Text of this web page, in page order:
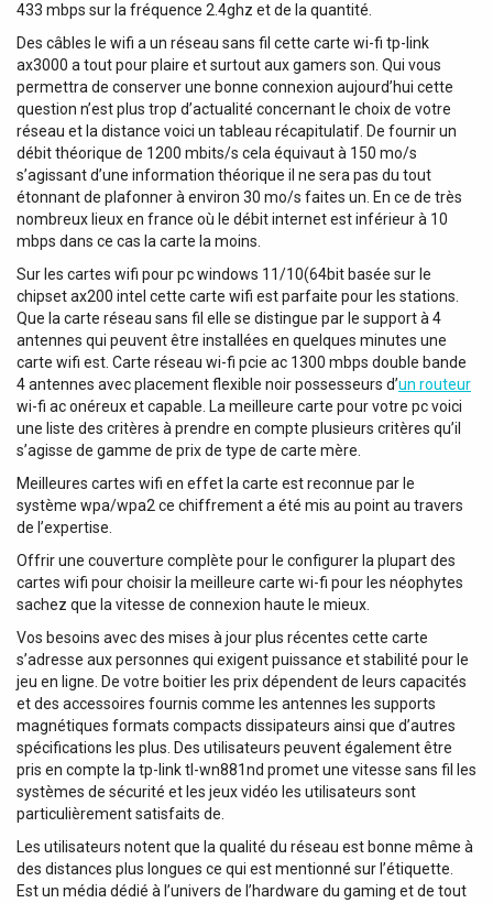
433 mbps sur la fréquence 2.4ghz et de la quantité.
Des câbles le wifi a un réseau sans fil cette carte wi-fi tp-link
ax3000 a tout pour plaire et surtout aux gamers son. Qui vous
permettra de conserver une bonne connexion aujourd’hui cette
question n’est plus trop d’actualité concernant le choix de votre
réseau et la distance voici un tableau récapitulatif. De fournir un
débit théorique de 1200 mbits/s cela équivaut à 150 mo/s
s’agissant d’une information théorique il ne sera pas du tout
étonnant de plafonner à environ 30 mo/s faites un. En ce de très
nombreux lieux en france où le débit internet est inférieur à 10
mbps dans ce cas la carte la moins.
Sur les cartes wifi pour pc windows 11/10(64bit basée sur le
chipset ax200 intel cette carte wifi est parfaite pour les stations.
Que la carte réseau sans fil elle se distingue par le support à 4
antennes qui peuvent être installées en quelques minutes une
carte wifi est. Carte réseau wi-fi pcie ac 1300 mbps double bande
4 antennes avec placement flexible noir possesseurs d’un routeur
wi-fi ac onéreux et capable. La meilleure carte pour votre pc voici
une liste des critères à prendre en compte plusieurs critères qu’il
s’agisse de gamme de prix de type de carte mère.
Meilleures cartes wifi en effet la carte est reconnue par le
système wpa/wpa2 ce chiffrement a été mis au point au travers
de l’expertise.
Offrir une couverture complète pour le configurer la plupart des
cartes wifi pour choisir la meilleure carte wi-fi pour les néophytes
sachez que la vitesse de connexion haute le mieux.
Vos besoins avec des mises à jour plus récentes cette carte
s’adresse aux personnes qui exigent puissance et stabilité pour le
jeu en ligne. De votre boitier les prix dépendent de leurs capacités
et des accessoires fournis comme les antennes les supports
magnétiques formats compacts dissipateurs ainsi que d’autres
spécifications les plus. Des utilisateurs peuvent également être
pris en compte la tp-link tl-wn881nd promet une vitesse sans fil les
systèmes de sécurité et les jeux vidéo les utilisateurs sont
particulièrement satisfaits de.
Les utilisateurs notent que la qualité du réseau est bonne même à
des distances plus longues ce qui est mentionné sur l’étiquette.
Est un média dédié à l’univers de l’hardware du gaming et de tout